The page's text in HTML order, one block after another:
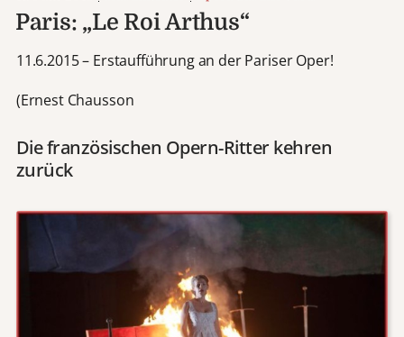
Paris: „Le Roi Arthus“
11.6.2015 – Erstaufführung an der Pariser Oper!
(Ernest Chausson
Die französischen Opern-Ritter kehren
zurück